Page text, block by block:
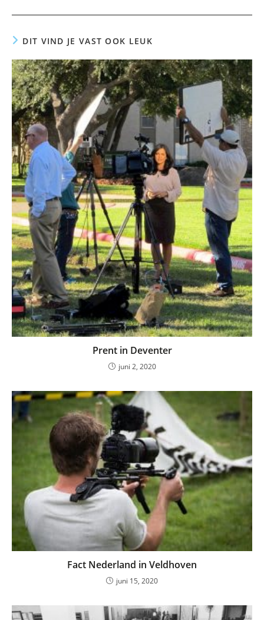
DIT VIND JE VAST OOK LEUK
Prent in Deventer
juni 2, 2020
Fact Nederland in Veldhoven
juni 15, 2020